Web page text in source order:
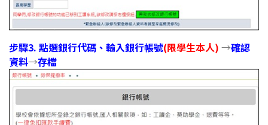
步驟3. 點選銀行代碼、輸入銀行帳號(限學生本人) →確認
資料→存檔